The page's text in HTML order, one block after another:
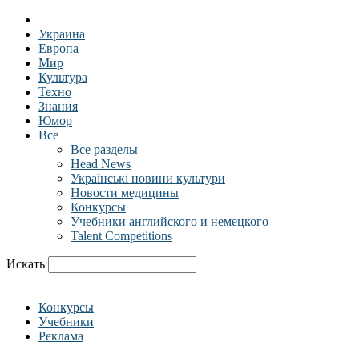
Украина
Европа
Мир
Культура
Техно
Знания
Юмор
Все
Все разделы
Head News
Українські новини культури
Новости медицины
Конкурсы
Учебники английского и немецкого
Talent Competitions
Искать
Конкурсы
Учебники
Реклама